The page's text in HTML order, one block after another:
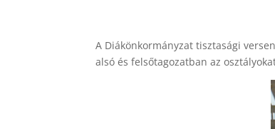
A Diákönkormányzat tisztasági
alsó és felsőtagozatban az